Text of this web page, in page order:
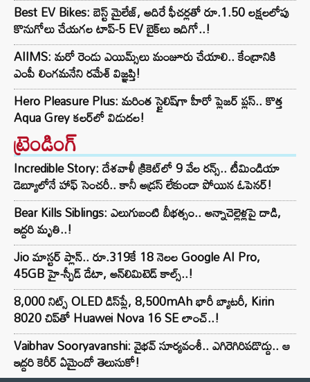
Best EV Bikes: బెస్ట్ మైలేజ్, అదిరే ఫీచర్లతో రూ.1.50 లక్షలలోపు
కొనుగోలు చేయగల టాప్-5 EV బైక్‌లు ఇదిగో..!
AIIMS: మరో రెండు ఎయిమ్స్‌లు మంజూరు చేయాలి.. కేంద్రానికి
ఎంపీ లింగమనేని రమేశ్ విజ్ఞప్తి!
Hero Pleasure Plus: మరింత స్టైలిష్‌గా హీరో ప్లెజర్ ప్లస్.. కొత్త
Aqua Grey కలర్‌లో విడుదల!
ట్రెండింగ్‌
Incredible Story: దేశవాళీ క్రికెట్‌లో 9 వేల రన్స్.. టీమిండియా
డెబ్యూలోనే హాఫ్ సెంచరీ.. కానీ అడ్రస్ లేకుండా పోయిన ఓపెనర్!
Bear Kills Siblings: ఎలుగుబంటి బీభత్సం.. అన్నాచెల్లెళ్లపై దాడి,
ఇద్దరి మృతి..!
Jio మాస్టర్ ప్లాన్.. రూ.319కే 18 నెలల Google AI Pro,
45GB హై-స్పీడ్ డేటా, అన్⁭లిమిటెడ్ కాల్స్..!
8,000 నిట్స్ OLED డిస్‌ప్లే, 8,500mAh భారీ బ్యాటరీ, Kirin
8020 చిప్‌తో Huawei Nova 16 SE లాంచ్..!
Vaibhav Sooryavanshi: వైభవ్ సూర్యవంశీ.. ఎగిరెగిరిపడొద్దు.. ఆ
ఇద్దరి కెరీర్ ఏమైందో తెలుసుకో!